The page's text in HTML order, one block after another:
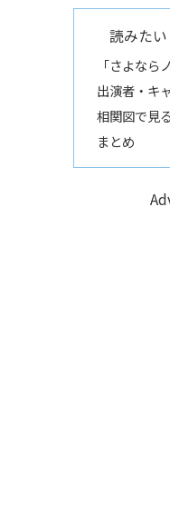
読みたい
「さよなら
出演者・キ
相関図で見
まとめ